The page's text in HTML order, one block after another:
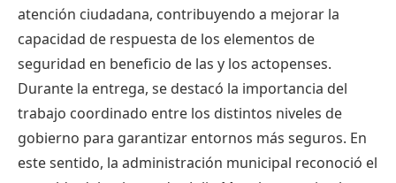
atención ciudadana, contribuyendo a mejorar la
capacidad de respuesta de los elementos de
seguridad en beneficio de las y los actopenses.
Durante la entrega, se destacó la importancia del
trabajo coordinado entre los distintos niveles de
gobierno para garantizar entornos más seguros. En
este sentido, la administración municipal reconoció el